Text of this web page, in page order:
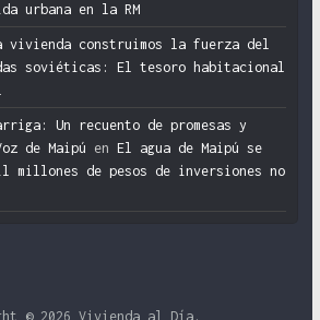
urbana en la RM
construimos la fuerza del
soviéticas: El tesoro habitacional
Un recuento de promesas y
de Maipú en El agua de Maipú se
millones de pesos de inversiones no
© 2026Vivienda al Día .